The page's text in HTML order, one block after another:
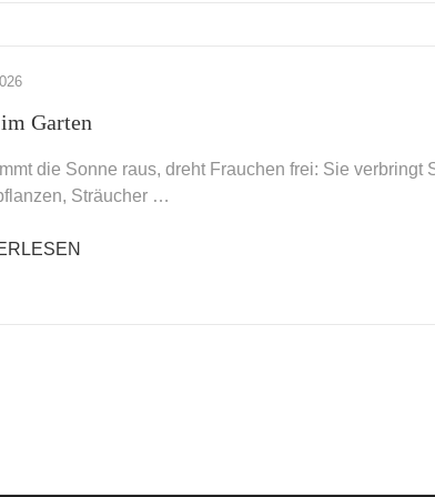
Garten
die Sonne raus, dreht Frauchen frei: Sie
Sträucher …